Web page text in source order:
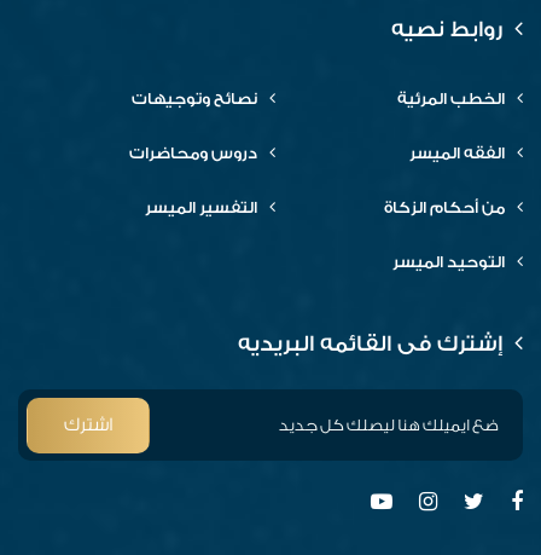
روابط نصيه
الخطب المرئية نصائح وتوجيهات
الفقه الميسر دروس ومحاضرات
من أحكام الزكاة التفسير الميسر
التوحيد الميسر
إشترك فى القائمه البريديه